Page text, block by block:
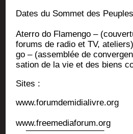
Dates du Som­met des
Ater­ro do Fla­men­go –
forums de radio et TV,
go – (assem­blée de
sa­tion de la vie et des biens
Sites :
www.forumdemidialivre.org
www.freemediaforum.org